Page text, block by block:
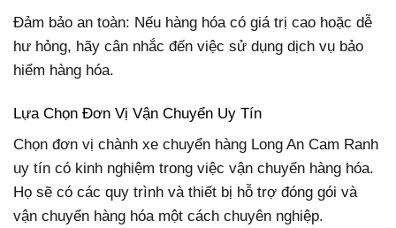
Đảm bảo an toàn: Nếu hàng hóa có giá trị cao hoặc dễ
hư hỏng, hãy cân nhắc đến việc sử dụng dịch vụ bảo
hiểm hàng hóa.
Lựa Chọn Đơn Vị Vận Chuyển Uy Tín
Chọn đơn vị chành xe chuyển hàng Long An Cam Ranh
uy tín có kinh nghiệm trong việc vận chuyển hàng hóa.
Họ sẽ có các quy trình và thiết bị hỗ trợ đóng gói và
vận chuyển hàng hóa một cách chuyên nghiệp.